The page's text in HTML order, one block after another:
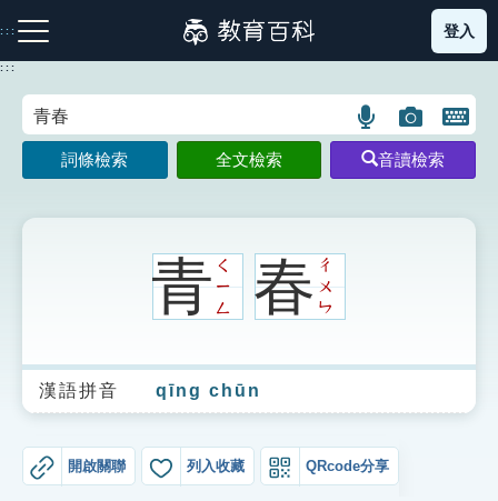
到
主
:::
注音索引圖示 筆畫索引圖示 部首索引表圖示
生字詞彙表
成語故事
登入
:::
語
言
搜
圖
片
搜
開
鍵
圖
詞條檢索 全文檢索 音讀檢索
青ㄑ
ㄧ
ㄥ
春ㄔ
ㄨ
ㄣ
漢語拼音 qīng chūn
開啟關聯 列入收藏 QRcode分享